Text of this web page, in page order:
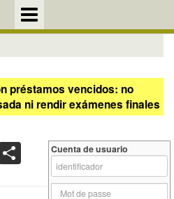
préstamos vencidos: no
ni rendir exámenes finales
Cuenta de usuario